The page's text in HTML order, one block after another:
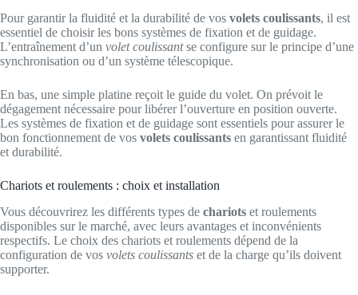
Pour garantir la fluidité et la durabilité de vos volets coulissants, il est
essentiel de choisir les bons systèmes de fixation et de guidage.
L’entraînement d’un volet coulissantse configure sur le principe d’une
synchronisation ou d’un système télescopique.
En bas, une simple platine reçoit le guide du volet. On prévoit le
dégagement nécessaire pour libérer l’ouverture en position ouverte.
Les systèmes de fixation et de guidage sont essentiels pour assurer le
bon fonctionnement de vos volets coulissants en garantissant fluidité
et durabilité.
Chariots et roulements : choix et installation
Vous découvrirez les différents types de chariots et roulements
disponibles sur le marché, avec leurs avantages et inconvénients
respectifs. Le choix des chariots et roulements dépend de la
configuration de vos volets coulissants et de la charge qu’ils doivent
supporter.